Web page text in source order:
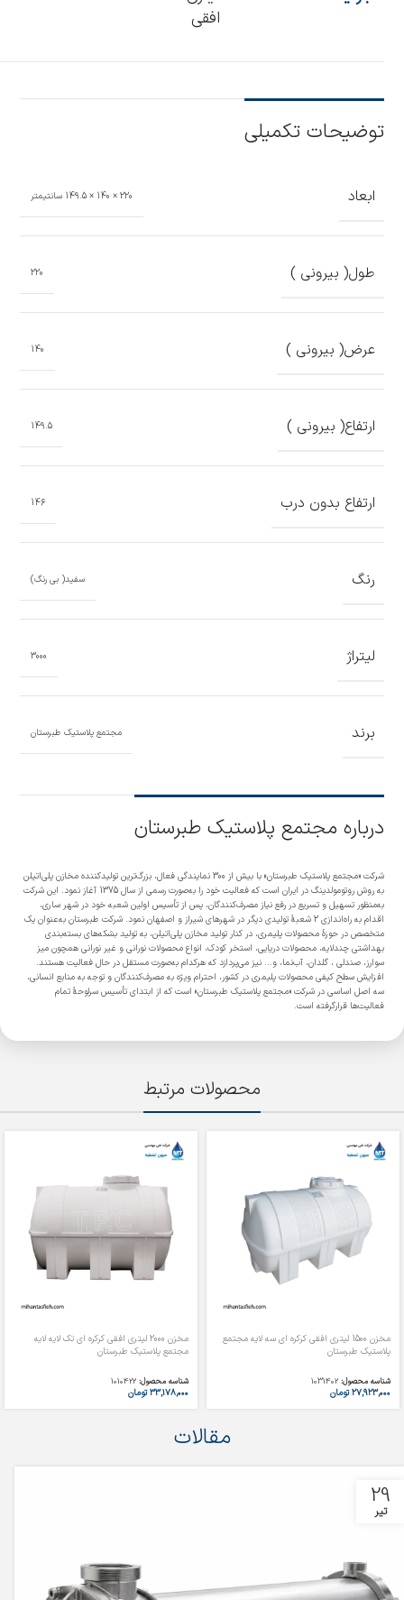
افقی
توضیحات تکمیلی
ابعاد 220 × 140 × 149.5 سانتیمتر
طول( بیرونی ) 220
عرض( بیرونی ) 140
ارتفاع( بیرونی ) 149.5
ارتفاع بدون درب 146
رنگ سفید( بی رنگ)
لیتراژ 3000
برند مجتمع پلاستیک طبرستان
درباره مجتمع پلاستیک طبرستان
شرکت «مجتمع پلاستیک طبرستان» با بیش از 300 نمایندگی فعال، بزرگ‌ترین تولیدکننده مخازن پلی‌اتیلن
به روش روتومولدینگ در ایران است که فعالیت خود را به‌صورت رسمی از سال 1375 آغاز نمود. این شرکت
به‌منظور تسهیل و تسریع در رفع نیاز مصرف‌کنندگان، پس از تأسیس اولین شعبه خود در شهر ساری،
اقدام به راه‌اندازی 2 شعبۀ تولیدی دیگر در شهرهای شیراز و اصفهان نمود. شرکت طبرستان به‌عنوان یک
متخصص در حوزۀ محصولات پلیمری، در کنار تولید مخازن پلی‌اتیلن، به تولید بشکه‌های بسته‌بندی
بهداشتی چندلایه، محصولات دریایی، استخر کودک، انواع محصولات نورانی و غیر نورانی همچون میز
سوارز، صندلی ، گلدان، آب‌نما، و... نیز می‌پردازد که هرکدام به‌صورت مستقل در حال فعالیت هستند.
افزایش سطح کیفی محصولات پلیمری در کشور، احترام ویژه به مصرف‌کنندگان و توجه به منابع انسانی،
سه اصل اساسی در شرکت «مجتمع پلاستیک طبرستان» است که از ابتدای تأسیس سرلوحۀ تمام
فعالیت‌ها قرارگرفته است.
محصولات مرتبط
مخزن 1500 لیتری افقی کرکره ای سه لایه مجتمع
پلاستیک طبرستان
شناسه محصول: 1031402
۲۷,۹۲۳,۰۰۰ تومان
مخزن 2000 لیتری افقی کرکره ای تک لایه لایه
مجتمع پلاستیک طبرستان
شناسه محصول: 1010422
۳۳,۱۷۸,۰۰۰ تومان
مقالات
29
تیر